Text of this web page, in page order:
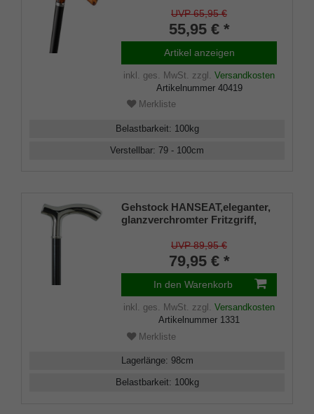
Leichtmetall, höhenverstellbar
79-100 cm inkl. Gummipuffer
UVP 65,95 €
55,95 € *
Artikel anzeigen
inkl. ges. MwSt. zzgl. Versandkosten
Artikelnummer 40419
Merkliste
Belastbarkeit: 100kg
Verstellbar: 79 - 100cm
Gehstock HANSEAT,eleganter,
glanzverchromter Fritzgriff,
schwarz lackiertem
Buchenholz, inklusiv
Schlankpuffer.
UVP 89,95 €
79,95 € *
In den Warenkorb
inkl. ges. MwSt. zzgl. Versandkosten
Artikelnummer 1331
Merkliste
Lagerlänge: 98cm
Belastbarkeit: 100kg